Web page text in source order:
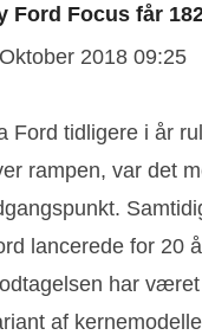
Ford Focus får
2018 09:25
Ford tidligere i år
rampen, var det
lancerede for 20
har
af